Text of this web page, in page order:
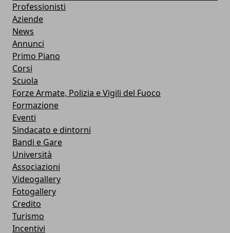
Professionisti
Aziende
News
Annunci
Primo Piano
Corsi
Scuola
Forze Armate, Polizia e Vigili del Fuoco
Formazione
Eventi
Sindacato e dintorni
Bandi e Gare
Università
Associazioni
Videogallery
Fotogallery
Credito
Turismo
Incentivi